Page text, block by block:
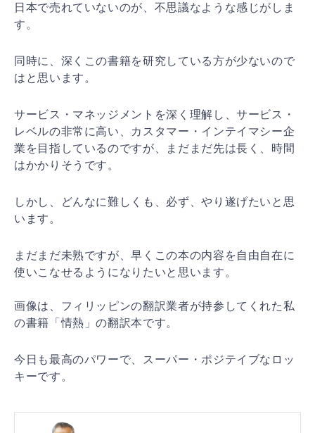
日本で売れていないのが、不思議なような感じがしま
す。
同時に、深くこの書籍を研究している方が少ないので
はと思います。
サービス・マネッジメントを深く理解し、サービス・
レベルの非常に高い、カスタマー・インテイマシー企
業を目指しているのですが、まだまだ先は長く、時間
はかかりそうです。
しかし、どんなに難しくも、必ず、やり遂げたいと思
います。
まだまだ未熟ですが、早くこの本の内容を自由自在に
使いこなせるようになりたいと思います。
画像は、フィリッピンの翻訳業者が持参してくれた私
の書籍「情熱」の翻訳本です。
今日も最高のパワーで、スーパー・ポジテイブなロッ
キーです。